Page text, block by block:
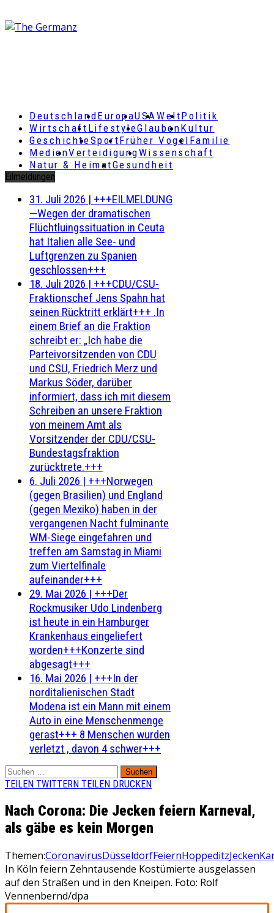
DeutschlandEuropaUSAWeltPolitik
Wirtschaft LifestyleGlaubenKultur
GeschichteSportFrüher Vogel Familie
MedienVerteidigungWissenschaft
Natur & HeimatGesundheit
Eilmeldungen
31. Juli 2026 | +++EILMELDUNG
—Wegen der dramatischen
Flüchtluingssituation in Ceuta
hat Italien alle See- und
Luftgrenzen zu Spanien
geschlossen+++
18. Juli 2026 | +++CDU/CSU-
Fraktionschef Jens Spahn hat
seinen Rücktritt erklärt+++ .In
einem Brief an die Fraktion
schreibt er: „Ich habe die
Parteivorsitzenden von CDU
und CSU, Friedrich Merz und
Markus Söder, darüber
informiert, dass ich mit diesem
Schreiben an unsere Fraktion
von meinem Amt als
Vorsitzender der CDU/CSU-
Bundestagsfraktion
zurücktrete.+++
6. Juli 2026 | +++Norwegen
(gegen Brasilien) und England
(gegen Mexiko) haben in der
vergangenen Nacht fulminante
WM-Siege eingefahren und
treffen am Samstag in Miami
zum Viertelfinale
aufeinander+++
29. Mai 2026 | +++Der
Rockmusiker Udo Lindenberg
ist heute in ein Hamburger
Krankenhaus eingeliefert
worden+++Konzerte sind
abgesagt+++
16. Mai 2026 | +++In der
norditalienischen Stadt
Modena ist ein Mann mit einem
Auto in eine Menschenmenge
gerast+++ 8 Menschen wurden
verletzt , davon 4 schwer+++
Suchen
nach:
TEILEN TWITTERN TEILEN DRUCKEN
Nach Corona: Die Jecken feiern Karneval,
als gäbe es kein Morgen
Themen:CoronavirusDüsseldorfFeiernHoppeditzJecken
In Köln feiern Zehntausende Kostümierte ausgelassen
auf den Straßen und in den Kneipen. Foto: Rolf
Vennenbernd/dpa